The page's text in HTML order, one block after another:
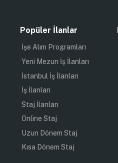
Popüler İlanlar
İşe Alım Programları
Yeni Mezun İş İlanları
İstanbul İş İlanları
İş İlanları
Staj İlanları
Online Staj
Uzun Dönem Staj
Kısa Dönem Staj